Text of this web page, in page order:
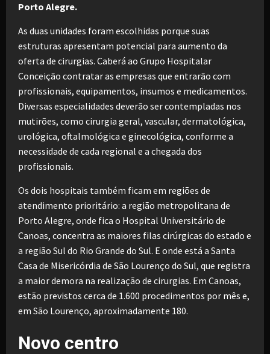
Porto Alegre.
As duas unidades foram escolhidas porque suas
estruturas apresentam potencial para aumento da
oferta de cirurgias. Caberá ao Grupo Hospitalar
Conceição contratar as empresas que entrarão com
profissionais, equipamentos, insumos e medicamentos.
Diversas especialidades deverão ser contempladas nos
mutirões, como cirurgia geral, vascular, dermatológica,
urológica, oftalmológica e ginecológica, conforme a
necessidade de cada regional e a chegada dos
profissionais.
Os dois hospitais também ficam em regiões de
atendimento prioritário: a região metropolitana de
Porto Alegre, onde fica o Hospital Universitário de
Canoas, concentra as maiores filas cirúrgicas do estado e
a região Sul do Rio Grande do Sul. E onde está a Santa
Casa de Misericórdia de São Lourenço do Sul, que registra
a maior demora na realização de cirurgias. Em Canoas,
estão previstos cerca de 1.600 procedimentos por mês e,
em São Lourenço, aproximadamente 180.
Novo centro